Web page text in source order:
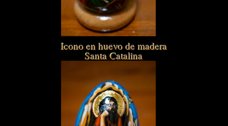
Icono en huevo de madera
Santa Catalina